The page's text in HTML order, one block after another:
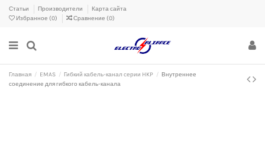
Статьи Производители
Карта сайта
Избранное (0) Сравнение (0)
Главная EMAS Гибкий кабель-канал серии HKP
Внутреннее
соединение для гибкого кабель-канала